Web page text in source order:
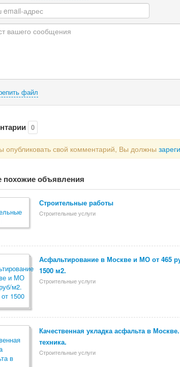
файл
0
опубликовать свой комментарий, Вы должны
похожие объявления
Строительные работы
Cтроительные услуги
Асфальтирование в Москве и МО от 465
1500 м2.
Cтроительные услуги
Качественная укладка асфальта в
техника.
Cтроительные услуги